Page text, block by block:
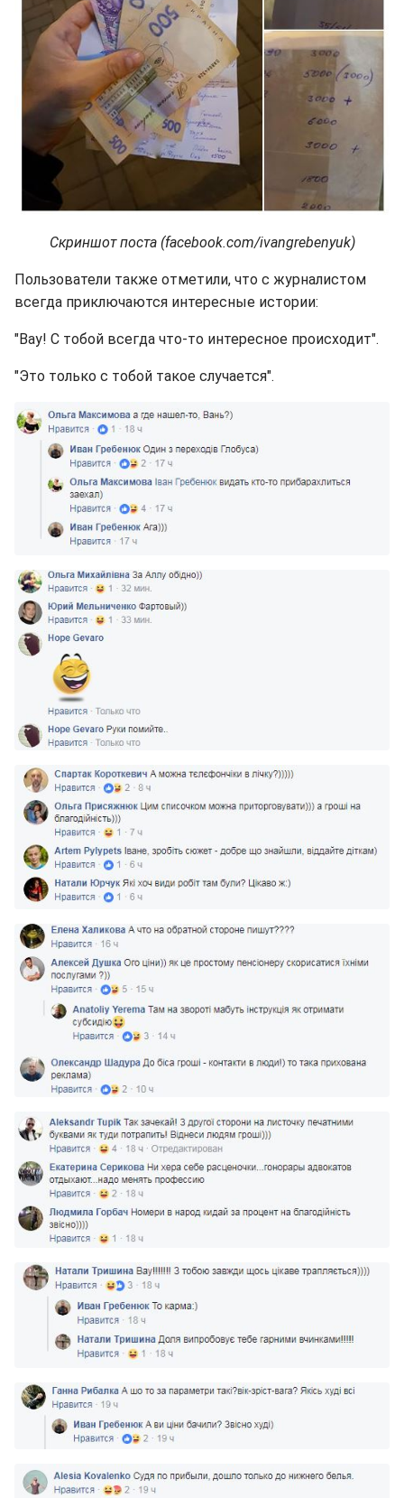
Скриншот поста (facebook.com/ivangrebenyuk)
Пользователи также отметили, что с журналистом
всегда приключаются интересные истории:
"Вау! С тобой всегда что-то интересное происходит".
"Это только с тобой такое случается".